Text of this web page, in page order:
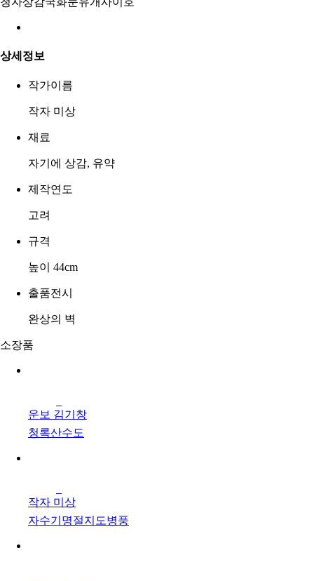
상세정보
작가이름
작자 미상
재료
자기에 상감, 유약
제작연도
고려
규격
높이 44cm
출품전시
완상의 벽
소장품
운보 김기창
청록산수도
작자 미상
자수기명절지도병풍